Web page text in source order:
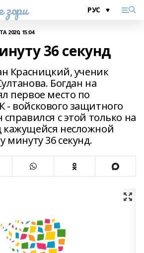
зори
2020, 15:04
36 секунд
Красницкий, ученик
Богдан на
первое место по
- войскового защитного
справился с этой только на
кажущейся несложной
минуту 36 секунд.